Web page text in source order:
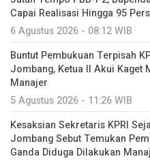
Capai Realisasi Hingga 95
6 Agustus 2026 - 08:12 WIB
Buntut Pembukuan Terpisah
Jombang, Ketua II Akui Kaget
Manajer
5 Agustus 2026 - 11:26 WIB
Kesaksian Sekretaris KPRI
Jombang Sebut Temukan
Ganda Diduga Dilakukan